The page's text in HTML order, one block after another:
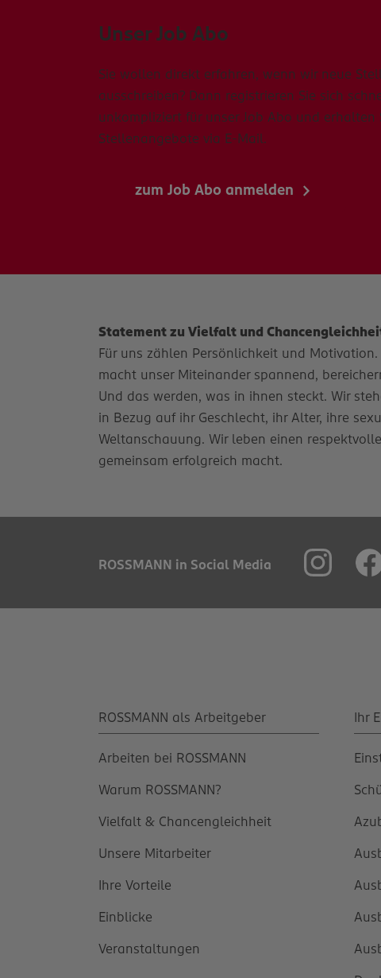
Unser Job Abo
Sie wollen direkt erfahren, wenn wir neue
ausschreiben? Dann registrieren Sie sich
unkompliziert für unser Job Abo und erhalten
Stellenangebote via E-Mail.
zum Job Abo anmelden
Statement zu Vielfalt und
Für uns zählen Persönlichkeit und
macht unser Miteinander spannend,
Und das werden, was in ihnen steckt. Wir
in Bezug auf ihr Geschlecht, ihr Alter, ihre
Weltanschauung. Wir leben einen
gemeinsam erfolgreich macht.
ROSSMANN in Social Media
ROSSMANN als Arbeitgeber
Arbeiten bei ROSSMANN
Warum ROSSMANN?
Vielfalt & Chancengleichheit
Unsere Mitarbeiter
Ihre Vorteile
Einblicke
Veranstaltungen
Ihr